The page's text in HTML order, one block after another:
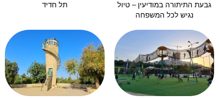
גבעת התיתורה במודיעין – טיול
נגיש לכל המשפחה
תל חדיד